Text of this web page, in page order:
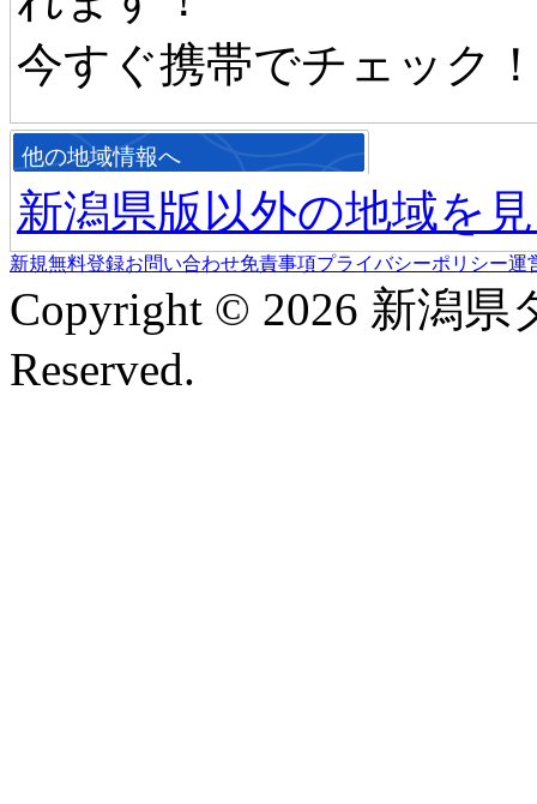
今すぐ携帯でチェック
他の地域情報へ
新潟県版以外の地域を
新規無料登録お問い合わせ免責事項プライバシーポリシー運
Copyright © 2026 新潟
Reserved.